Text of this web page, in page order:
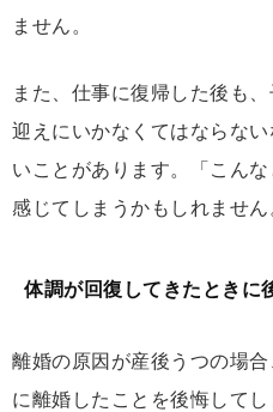
ません。
また、仕事に復帰した後も
迎えにいかなくてはならな
いことがあります。「こん
感じてしまうかもしれません
体調が回復してきたときに
離婚の原因が産後うつの場
に離婚したことを後悔して